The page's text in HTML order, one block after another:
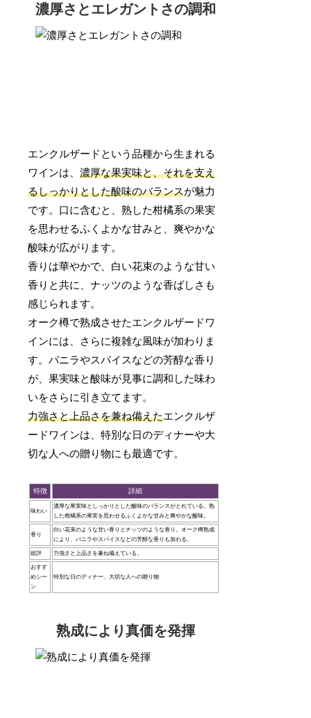
濃厚さとエレガントさの調和
エンクルザードという品種から生まれる
ワインは、濃厚な果実味と、それを支え
るしっかりとした酸味のバランスが魅力
です。口に含むと、熟した柑橘系の果実
を思わせるふくよかな甘みと、爽やかな
酸味が広がります。
香りは華やかで、白い花束のような甘い
香りと共に、ナッツのような香ばしさも
感じられます。
オーク樽で熟成させたエンクルザードワ
インには、さらに複雑な風味が加わりま
す。バニラやスパイスなどの芳醇な香り
が、果実味と酸味が見事に調和した味わ
いをさらに引き立てます。
力強さと上品さを兼ね備えたエンクルザ
ードワインは、特別な日のディナーや大
切な人への贈り物にも最適です。
特徴 詳細
味わい
濃厚な果実味としっかりとした酸味のバランスがとれている。熟
した柑橘系の果実を思わせるふくよかな甘みと爽やかな酸味。
香り
白い花束のような甘い香りとナッツのような香り。オーク樽熟成
により、バニラやスパイスなどの芳醇な香りも加わる。
総評 力強さと上品さを兼ね備えている。
おすす
めシー
ン
特別な日のディナー、大切な人への贈り物
熟成により真価を発揮